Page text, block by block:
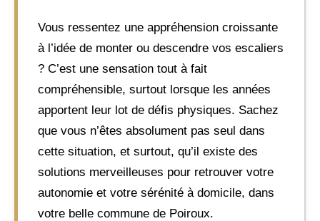
Vous ressentez une appréhension croissante
à l’idée de monter ou descendre vos escaliers
? C’est une sensation tout à fait
compréhensible, surtout lorsque les années
apportent leur lot de défis physiques. Sachez
que vous n’êtes absolument pas seul dans
cette situation, et surtout, qu’il existe des
solutions merveilleuses pour retrouver votre
autonomie et votre sérénité à domicile, dans
votre belle commune de Poiroux.